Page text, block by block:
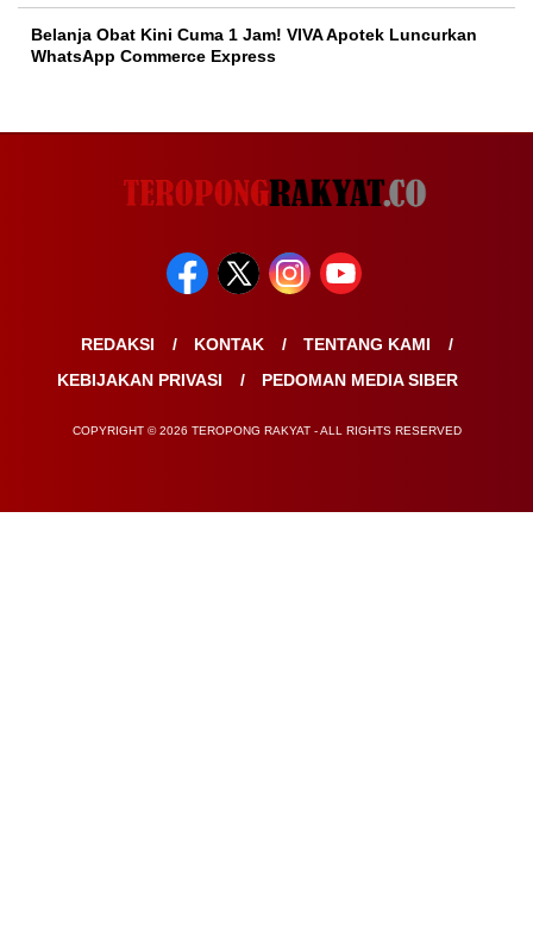
Belanja Obat Kini Cuma 1 Jam! VIVA Apotek Luncurkan
WhatsApp Commerce Express
REDAKSI KONTAK
TENTANG KAMI
KEBIJAKAN PRIVASI
PEDOMAN MEDIA SIBER
COPYRIGHT © 2026 TEROPONG RAKYAT - ALL RIGHTS RESERVED